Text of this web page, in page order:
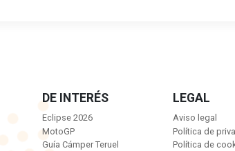
DE INTERÉS
Eclipse 2026
MotoGP
Guía Cámper Teruel
LEGAL
Aviso legal
Política de
Política de